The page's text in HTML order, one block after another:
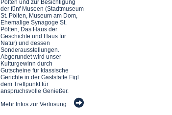
Pölten und zur Besichtigung
der fünf Museen (Stadtmuseum
St. Pölten, Museum am Dom,
Ehemalige Synagoge St.
Pölten, Das Haus der
Geschichte und Haus für
Natur) und dessen
Sonderausstellungen.
Abgerundet wird unser
Kulturgewinn durch
Gutscheine für klassische
Gerichte in der Gaststätte Figl
dem Treffpunkt für
anspruchsvolle Genießer.
Mehr Infos zur Verlosung